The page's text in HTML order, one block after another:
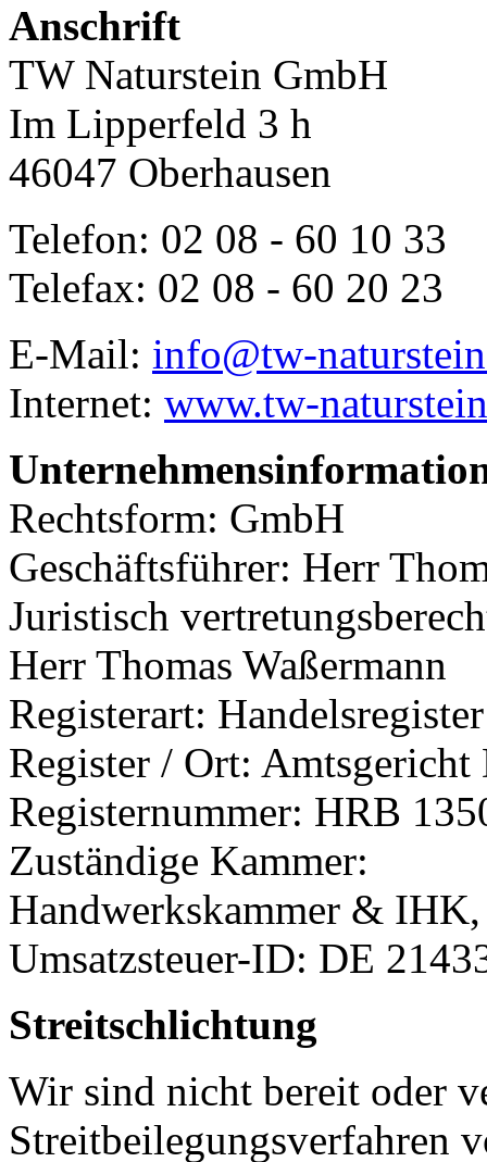
Anschrift
TW Naturstein GmbH
Im Lipperfeld 3 h
46047 Oberhausen
Telefon: 02 08 - 60 10 33
Telefax: 02 08 - 60 20 23
E-Mail: info@tw-
Internet: www.tw-
Rechtsform: GmbH
Geschäftsführer: Herr
Juristisch
Herr Thomas Waßermann
Registerart: Handelsregister
Register / Ort: Amtsgericht
Registernummer: HRB
Zuständige Kammer:
Handwerkskammer &
Umsatzsteuer-ID: DE
Streitschlichtung
Wir sind nicht bereit oder
Streitbeilegungsverfahren